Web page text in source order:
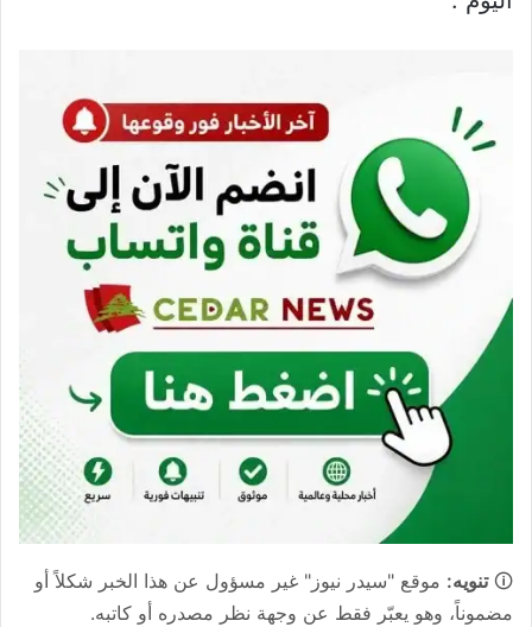
🛈تنويه: موقع "سيدر نيوز" غير مسؤول عن هذا الخبر شكلاً أو
مضموناً، وهو يعبّر فقط عن وجهة نظر مصدره أو كاتبه.